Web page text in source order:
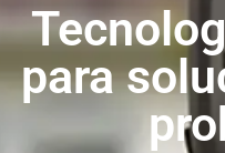
para